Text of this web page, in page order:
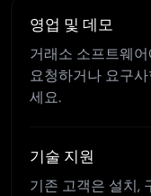
영업 및 데모
거래소 소프트웨
요청하거나 요구
세요.
기술 지원
기존 고객은 설치,